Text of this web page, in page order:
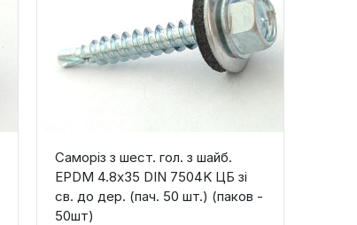
Саморіз з шест. гол. з шайб.
EPDM 4.8х35 DIN 7504K ЦБ зі
св. до дер. (пач. 50 шт.) (паков -
50шт)